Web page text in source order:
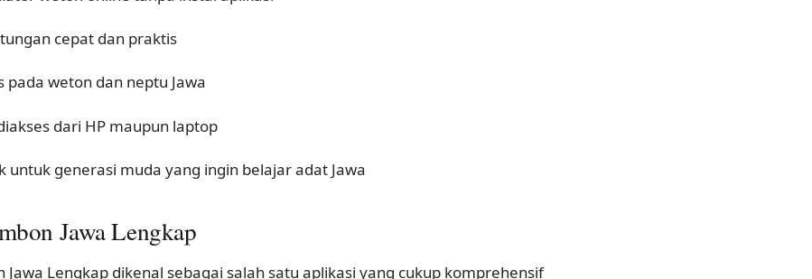
cepat dan praktis
pada weton dan neptu Jawa
dari HP maupun laptop
untuk generasi muda yang ingin belajar adat Jawa
Jawa Lengkap
Jawa Lengkap dikenal sebagai salah satu aplikasi yang cukup komprehensif